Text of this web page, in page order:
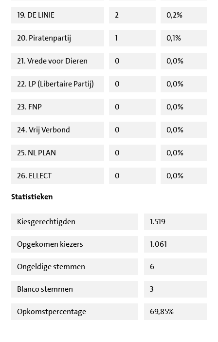
19. DE LINIE 2 0,2%
20. Piratenpartij 1 0,1%
21. Vrede voor Dieren 0 0,0%
22. LP (Libertaire Partij) 0 0,0%
23. FNP 0 0,0%
24. Vrij Verbond 0 0,0%
25. NL PLAN 0 0,0%
26. ELLECT 0 0,0%
Statistieken
Kiesgerechtigden 1.519
Opgekomen kiezers 1.061
Ongeldige stemmen 6
Blanco stemmen 3
Opkomstpercentage 69,85%